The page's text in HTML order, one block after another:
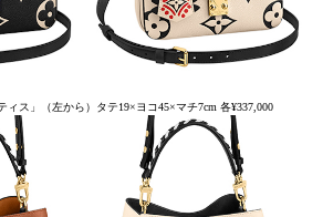
ス」（左から）タテ19×ヨコ45×マチ7cm 各¥337,000